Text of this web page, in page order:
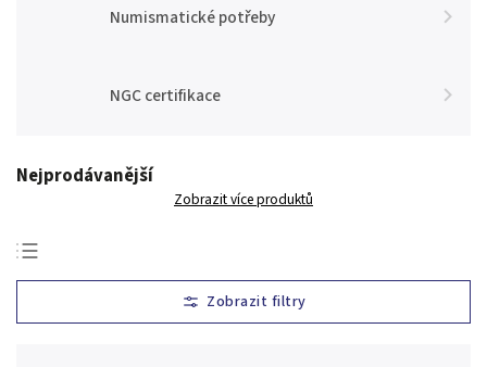
Numismatické potřeby
NGC certifikace
Nejprodávanější
Zobrazit více produktů
Nejlevnější
Nejdražší